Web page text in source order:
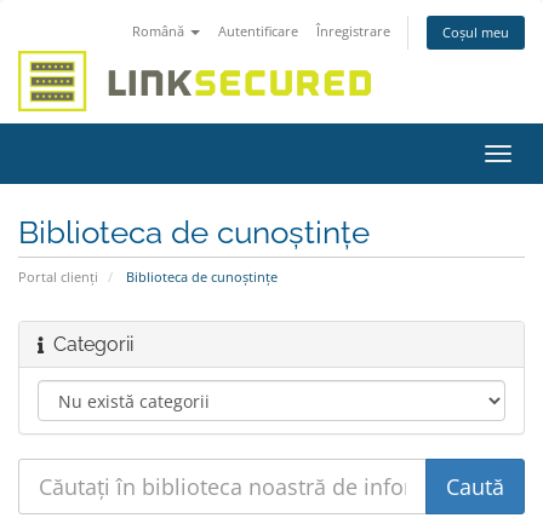
Română Autentificare Înregistrare Coșul meu
Biblioteca de cunoștințe
Portal clienți Biblioteca de cunoștințe
Categorii